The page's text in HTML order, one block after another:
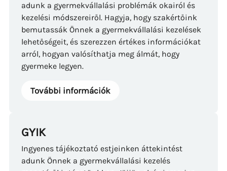
adunk a gyermekvállalási problémák okairól és
kezelési módszereiről. Hagyja, hogy szakértőink
bemutassák Önnek a gyermekvállalási kezelések
lehetőségeit, és szerezzen értékes információkat
arról, hogyan valósíthatja meg álmát, hogy
gyermeke legyen.
További információk
GYIK
Ingyenes tájékoztató estjeinken áttekintést
adunk Önnek a gyermekvállalási kezelés